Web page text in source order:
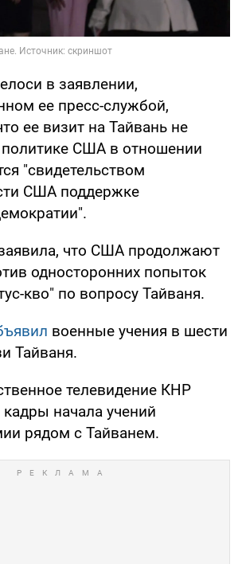
в заявлении,
ее пресс-службой,
ее визит на Тайвань не
политике США в отношении
"свидетельством
США поддержке
что США продолжают
односторонних попыток
кво" по вопросу Тайваня.
военные учения в шести
Тайваня.
телевидение КНР
начала учений
рядом с Тайванем.